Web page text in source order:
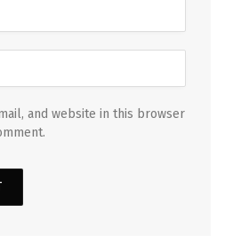
and website in this browser